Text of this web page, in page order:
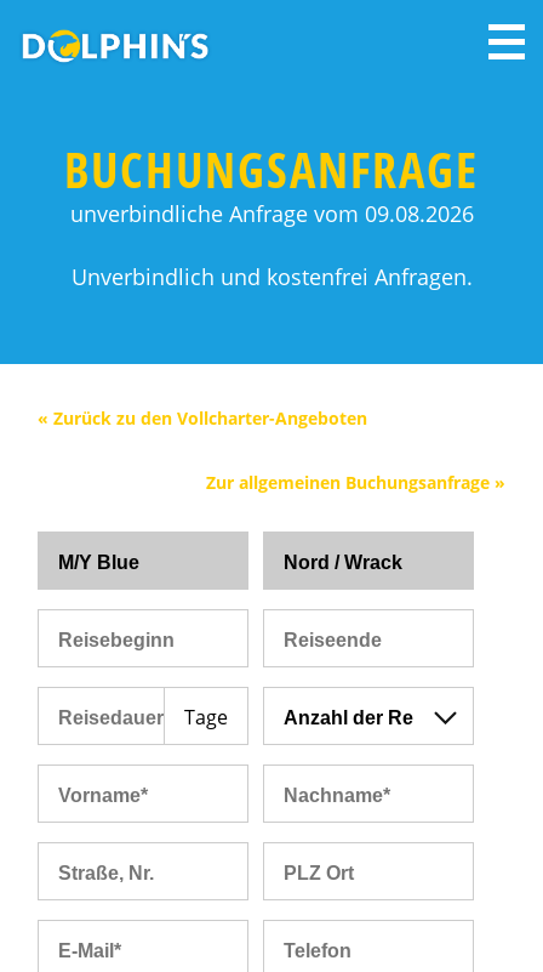
BUCHUNGSANFRAGE
unverbindliche Anfrage vom 09.08.2026
Unverbindlich und kostenfrei Anfragen.
« Zurück zu den Vollcharter-Angeboten
Zur allgemeinen Buchungsanfrage »